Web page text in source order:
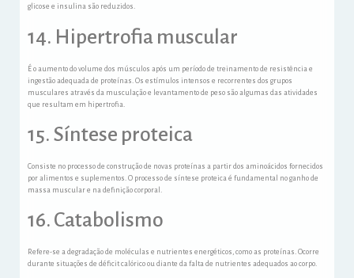
glicose e insulina são reduzidos.
14. Hipertrofia muscular
É o aumento do volume dos músculos após um período de treinamento de resistência e
ingestão adequada de proteínas. Os estímulos intensos e recorrentes dos grupos
musculares através da musculação e levantamento de peso são algumas das atividades
que resultam em hipertrofia.
15. Síntese proteica
Consiste no processo de construção de novas proteínas a partir dos aminoácidos fornecidos
por alimentos e suplementos. O processo de síntese proteica é fundamental no ganho de
massa muscular e na definição corporal.
16. Catabolismo
Refere-se a degradação de moléculas e nutrientes energéticos, como as proteínas. Ocorre
durante situações de déficit calórico ou diante da falta de nutrientes adequados ao corpo.